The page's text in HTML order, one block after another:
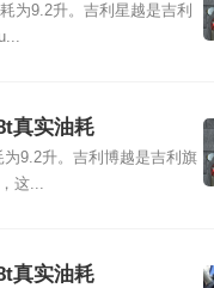
为9.2升。吉利星越是吉利
真实油耗
9.2升。吉利博越是吉利旗
这...
真实油耗